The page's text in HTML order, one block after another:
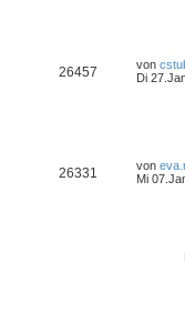
26457 von
Di
26331 von
Mi